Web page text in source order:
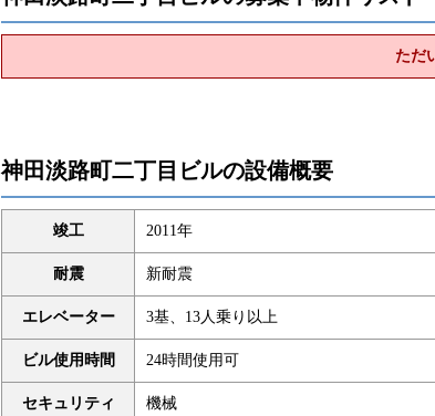
ただ
神田淡路町二丁目ビルの設備概要
竣工 2011年
耐震 新耐震
エレベーター 3基、13人乗り以上
ビル使用時間 24時間使用可
セキュリティ 機械